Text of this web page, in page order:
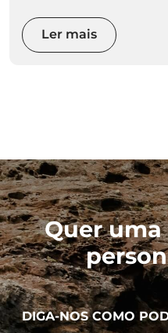
Ler mais
Quer
DIGA-NOS COMO